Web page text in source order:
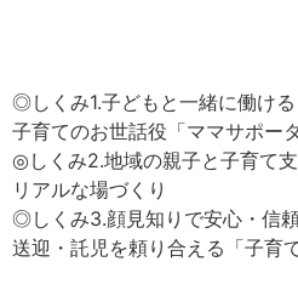
◎しくみ1.子どもと一緒に働け
子育てのお世話役「ママサポー
◎しくみ2.地域の親子と子育て
リアルな場づくり
◎しくみ3.顔見知りで安心・信
送迎・託児を頼り合える「子育